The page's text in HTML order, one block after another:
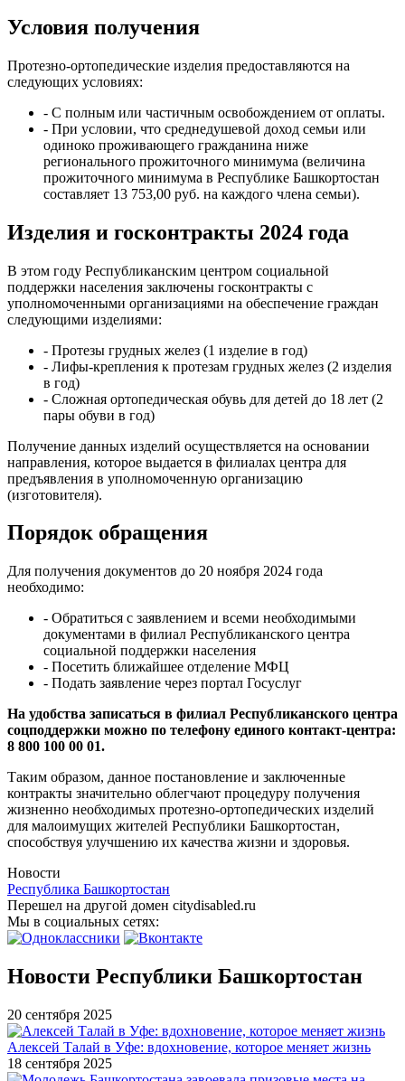
Условия получения
Протезно-ортопедические изделия предоставляются на
следующих условиях:
- С полным или частичным освобождением от оплаты.
- При условии, что среднедушевой доход семьи или
одиноко проживающего гражданина ниже
регионального прожиточного минимума (величина
прожиточного минимума в Республике Башкортостан
составляет 13 753,00 руб. на каждого члена семьи).
Изделия и госконтракты 2024 года
В этом году Республиканским центром социальной
поддержки населения заключены госконтракты с
уполномоченными организациями на обеспечение граждан
следующими изделиями:
- Протезы грудных желез (1 изделие в год)
- Лифы-крепления к протезам грудных желез (2 изделия
в год)
- Сложная ортопедическая обувь для детей до 18 лет (2
пары обуви в год)
Получение данных изделий осуществляется на основании
направления, которое выдается в филиалах центра для
предъявления в уполномоченную организацию
(изготовителя).
Порядок обращения
Для получения документов до 20 ноября 2024 года
необходимо:
- Обратиться с заявлением и всеми необходимыми
документами в филиал Республиканского центра
социальной поддержки населения
- Посетить ближайшее отделение МФЦ
- Подать заявление через портал Госуслуг
На удобства записаться в филиал Республиканского центра
соцподдержки можно по телефону единого контакт-центра:
8 800 100 00 01.
Таким образом, данное постановление и заключенные
контракты значительно облегчают процедуру получения
жизненно необходимых протезно-ортопедических изделий
для малоимущих жителей Республики Башкортостан,
способствуя улучшению их качества жизни и здоровья.
Новости
Республика Башкортостан
Перешел на другой домен citydisabled.ru
Мы в социальных сетях:
Новости Республики Башкортостан
20 сентября 2025
Алексей Талай в Уфе: вдохновение, которое меняет жизнь
18 сентября 2025